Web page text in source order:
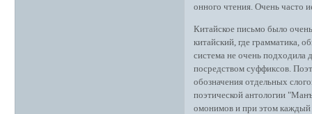
онного чтения. Очень часто
Китайское письмо было
китайский, где грамматика,
система не очень подходила
посредством суффиксов.
обозначения отдельных
поэтической антологии
омонимов и при этом каждый